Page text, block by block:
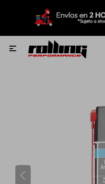

Nuevo!